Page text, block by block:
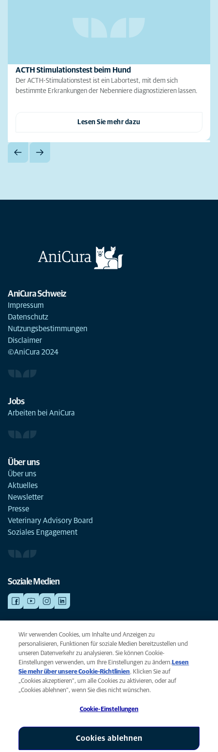
ACTH Stimulationstest beim Hund
Der ACTH-Stimulationstest ist ein Labortest, mit dem sich
bestimmte Erkrankungen der Nebenniere diagnostizieren lassen.
Lesen Sie mehr dazu
AniCura Schweiz
Impressum
Datenschutz
Nutzungsbestimmungen
Disclaimer
©AniCura 2024
Jobs
Arbeiten bei AniCura
Über uns
Über uns
Aktuelles
Newsletter
Presse
Veterinary Advisory Board
Soziales Engagement
Soziale Medien
NOTDIENSTE
Finden Sie hier Standorte mit Notfall-Service. Weil Ihr Tier die beste
Versorgung verdient.
Privacy
Legal
AniCura ist eine Tochtergesellschaft von Mars, Inc © 2026
Wir verwenden Cookies, um Inhalte und Anzeigen zu
personalisieren, Funktionen für soziale Medien bereitzustellen und
unseren Datenverkehr zu analysieren. Sie können Cookie-
Einstellungen verwenden, um Ihre Einstellungen zu ändern. Lesen
Sie mehr über unsere Cookie-Richtlinien(opens in a new tab)
. Klicken Sie auf
„Cookies akzeptieren“, um alle Cookies zu aktivieren, oder auf
„Cookies ablehnen“, wenn Sie dies nicht wünschen.
Cookie-Einstellungen
Cookies ablehnen